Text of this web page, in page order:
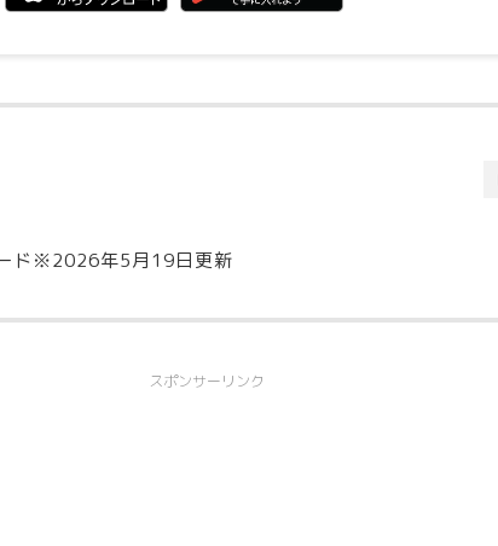
ド※2026年5月19日更新
スポンサーリンク